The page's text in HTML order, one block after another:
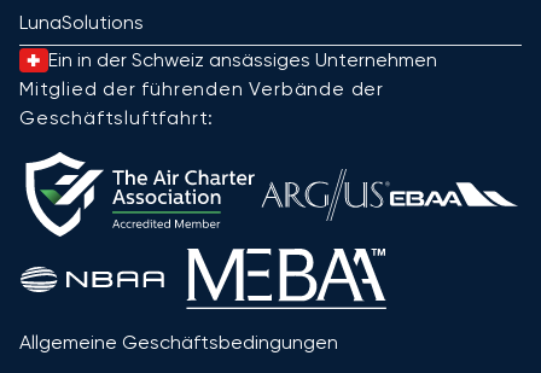
LunaSolutions
Ein in der Schweiz ansässiges Unternehmen
Mitglied der führenden Verbände der
Geschäftsluftfahrt:
Allgemeine Geschäftsbedingungen